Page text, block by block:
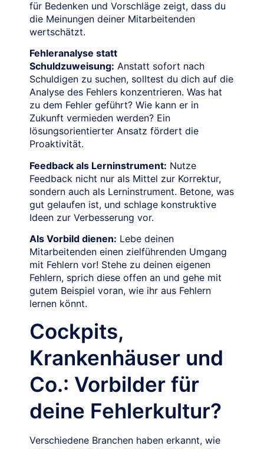
für Bedenken und Vorschläge zeigt, dass du
die Meinungen deiner Mitarbeitenden
wertschätzt.
Fehleranalyse statt
Schuldzuweisung: Anstatt sofort nach
Schuldigen zu suchen, solltest du dich auf die
Analyse des Fehlers konzentrieren. Was hat
zu dem Fehler geführt? Wie kann er in
Zukunft vermieden werden? Ein
lösungsorientierter Ansatz fördert die
Proaktivität.
Feedback als Lerninstrument: Nutze
Feedback nicht nur als Mittel zur Korrektur,
sondern auch als Lerninstrument. Betone, was
gut gelaufen ist, und schlage konstruktive
Ideen zur Verbesserung vor.
Als Vorbild dienen: Lebe deinen
Mitarbeitenden einen zielführenden Umgang
mit Fehlern vor! Stehe zu deinen eigenen
Fehlern, sprich diese offen an und gehe mit
gutem Beispiel voran, wie ihr aus Fehlern
lernen könnt.
Cockpits,
Krankenhäuser und
Co.: Vorbilder für
deine Fehlerkultur?
Verschiedene Branchen haben erkannt, wie